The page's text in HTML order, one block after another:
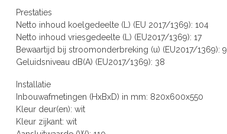
Prestaties
Netto inhoud koelgedeelte (L) (EU 2017/1369): 104
Netto inhoud vriesgedeelte (L) (EU2017/1369): 17
Bewaartijd bij stroomonderbreking (u) (EU2017/1369): 9
Geluidsniveau dB(A) (EU2017/1369): 38
Installatie
Inbouwafmetingen (HxBxD) in mm: 820x600x550
Kleur deur(en): wit
Kleur zijkant: wit